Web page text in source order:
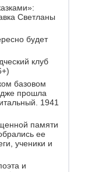
Светланы
будет
клуб
базовом
прошла
1941
памяти
ее
ученики и
и